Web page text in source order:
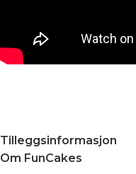
Tilleggsinformasjon
Om FunCakes